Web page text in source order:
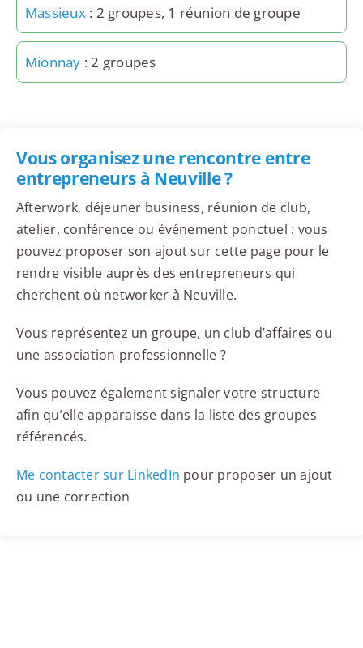
Massieux: 2 groupes, 1 réunion de groupe
Mionnay : 2 groupes
Vous organisez une rencontre entre
entrepreneurs à Neuville ?
Afterwork, déjeuner business, réunion de club,
atelier, conférence ou événement ponctuel : vous
pouvez proposer son ajout sur cette page pour le
rendre visible auprès des entrepreneurs qui
cherchent où networker à Neuville.
Vous représentez un groupe, un club d’affaires ou
une association professionnelle ?
Vous pouvez également signaler votre structure
afin qu’elle apparaisse dans la liste des groupes
référencés.
Me contacter sur LinkedIn pour proposer un ajout
ou une correction